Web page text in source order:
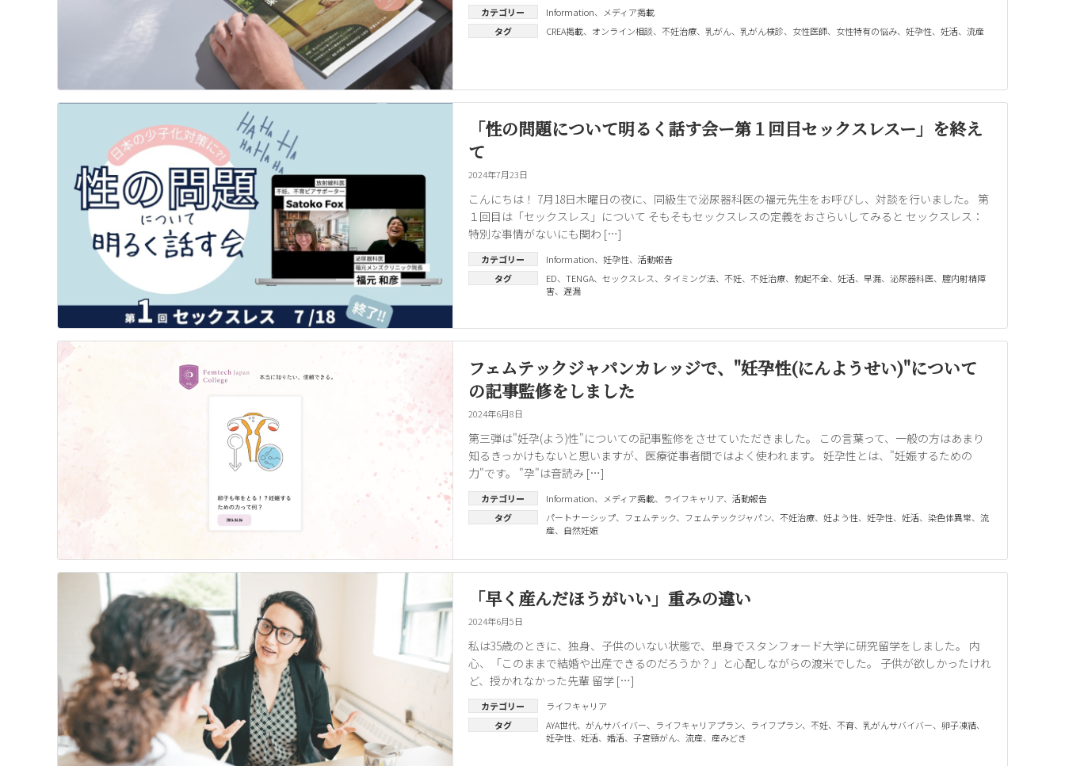
カテゴリー Information、
メディア掲載
タグ
CREA掲載、 オンライン相談、 不妊治療、 乳がん、 乳がん検診、 女性医師、 女性特有の悩み、 妊孕性、 妊活、 流産
「性の問題について明るく話す会ー第１回目セックスレスー」を終え
て
2024年7月23日
こんにちは！ 7月18日木曜日の夜に、同級生で泌尿器科医の福元先生をお呼びし、対談を行いました。 第
１回目は「セックスレス」について そもそもセックスレスの定義をおさらいしてみると セックスレス：
特別な事情がないにも関わ […]
カテゴリー Information、 妊孕性、 活動報告
タグ
ED、 TENGA、 セックスレス、 タイミング法、 不妊、 不妊治療、 勃起不全、 妊活、 早漏、 泌尿器科医、 膣内射精障
害、 遅漏
フェムテックジャパンカレッジで、"妊孕性(にんようせい)"について
の記事監修をしました
2024年6月8日
第三弾は"妊孕(よう)性"についての記事監修をさせていただきました。 この言葉って、一般の方はあまり
知るきっかけもないと思いますが、医療従事者間ではよく使われます。 妊孕性とは、"妊娠するための
力"です。 "孕"は音読み […]
カテゴリー Information、 メディア掲載、 ライフキャリア、 活動報告
タグ
パートナーシップ、 フェムテック、 フェムテックジャパン、 不妊治療、 妊よう性、 妊孕性、 妊活、 染色体異常、 流
産、 自然妊娠
「早く産んだほうがいい」重みの違い
2024年6月5日
私は35歳のときに、独身、子供のいない状態で、単身でスタンフォード大学に研究留学をしました。 内
心、「このままで結婚や出産できるのだろうか？」と心配しながらの渡米でした。 子供が欲しかったけれ
ど、授かれなかった先輩 留学 […]
カテゴリー
ライフキャリア
タグ
AYA世代、 がんサバイバー、 ライフキャリアプラン、 ライフプラン、 不妊、 不育、 乳がんサバイバー、 卵子凍結、
妊孕性、 妊活、 婚活、 子宮頸がん、 流産、 産みどき